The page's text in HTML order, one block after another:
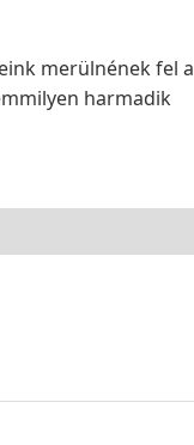
merülnének fel a
harmadik